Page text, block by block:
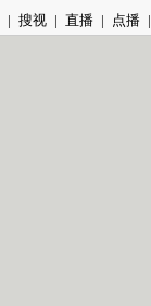
| 搜视 | 直播 | 点播 |